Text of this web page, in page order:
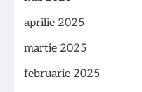
aprilie 2025
martie 2025
februarie 2025